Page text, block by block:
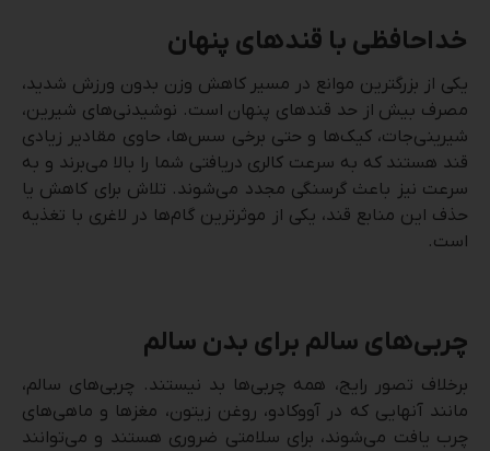
خداحافظی با قندهای پنهان
یکی از بزرگترین موانع در مسیر کاهش وزن بدون ورزش شدید،
مصرف بیش از حد قندهای پنهان است. نوشیدنی‌های شیرین،
شیرینی‌جات، کیک‌ها و حتی برخی سس‌ها، حاوی مقادیر زیادی
قند هستند که به سرعت کالری دریافتی شما را بالا می‌برند و به
سرعت نیز باعث گرسنگی مجدد می‌شوند. تلاش برای کاهش یا
حذف این منابع قند، یکی از موثرترین گام‌ها در لاغری با تغذیه
است.
چربی‌های سالم برای بدن سالم
برخلاف تصور رایج، همه چربی‌ها بد نیستند. چربی‌های سالم،
مانند آنهایی که در آووکادو، روغن زیتون، مغزها و ماهی‌های
چرب یافت می‌شوند، برای سلامتی ضروری هستند و می‌توانند